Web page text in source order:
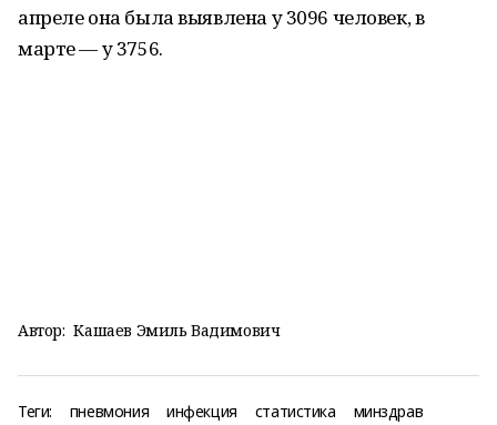
апреле она была выявлена у 3096 человек, в
марте — у 3756.
Автор: Кашаев Эмиль Вадимович
Теги: пневмония инфекция статистика минздрав